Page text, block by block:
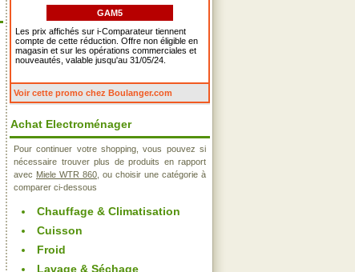
GAM5
Les prix affichés sur i-Comparateur tiennent
compte de cette réduction. Offre non éligible en
magasin et sur les opérations commerciales et
nouveautés, valable jusqu'au 31/05/24.
Voir cette promo chez Boulanger.com
Achat Electroménager
Pour continuer votre shopping, vous pouvez si
nécessaire trouver plus de produits en rapport
avec Miele WTR 860 , ou choisir une catégorie à
comparer ci-dessous
Chauffage & Climatisation
Cuisson
Froid
Lavage & Séchage